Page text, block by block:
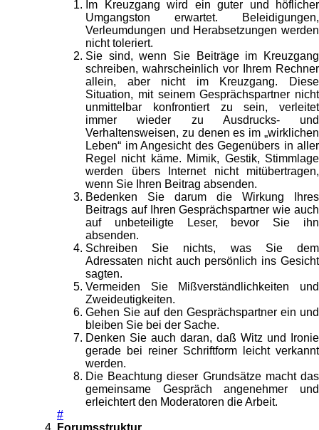
Im Kreuzgang wird ein guter und höflicher
Umgangston erwartet. Beleidigungen,
Verleumdungen und Herabsetzungen werden
nicht toleriert.
Sie sind, wenn Sie Beiträge im Kreuzgang
schreiben, wahrscheinlich vor Ihrem Rechner
allein, aber nicht im Kreuzgang. Diese
Situation, mit seinem Gesprächspartner nicht
unmittelbar konfrontiert zu sein, verleitet
immer wieder zu Ausdrucks- und
Verhaltensweisen, zu denen es im „wirklichen
Leben“ im Angesicht des Gegenübers in aller
Regel nicht käme. Mimik, Gestik, Stimmlage
werden übers Internet nicht mitübertragen,
wenn Sie Ihren Beitrag absenden.
Bedenken Sie darum die Wirkung Ihres
Beitrags auf Ihren Gesprächspartner wie auch
auf unbeteiligte Leser, bevor Sie ihn
absenden.
Schreiben Sie nichts, was Sie dem
Adressaten nicht auch persönlich ins Gesicht
sagten.
Vermeiden Sie Mißverständlichkeiten und
Zweideutigkeiten.
Gehen Sie auf den Gesprächspartner ein und
bleiben Sie bei der Sache.
Denken Sie auch daran, daß Witz und Ironie
gerade bei reiner Schriftform leicht verkannt
werden.
Die Beachtung dieser Grundsätze macht das
gemeinsame Gespräch angenehmer und
erleichtert den Moderatoren die Arbeit.
#